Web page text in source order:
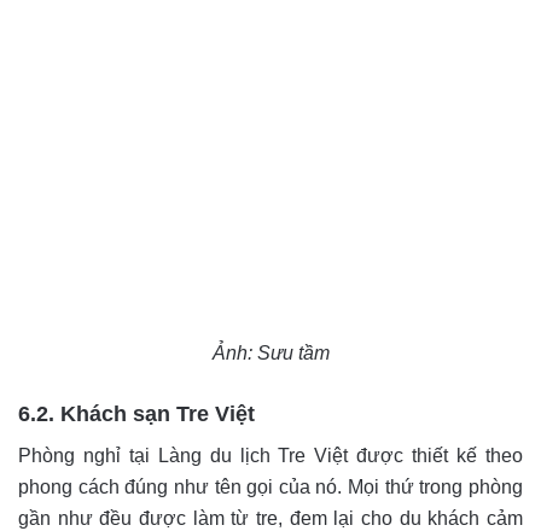
Ảnh: Sưu tầm
6.2. Khách sạn Tre Việt
Phòng nghỉ tại Làng du lịch Tre Việt được thiết kế theo
phong cách đúng như tên gọi của nó. Mọi thứ trong phòng
gần như đều được làm từ tre, đem lại cho du khách cảm